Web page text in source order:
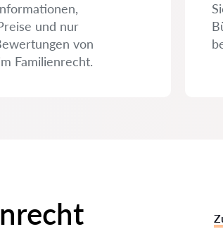
und nur
von
Familienrecht.